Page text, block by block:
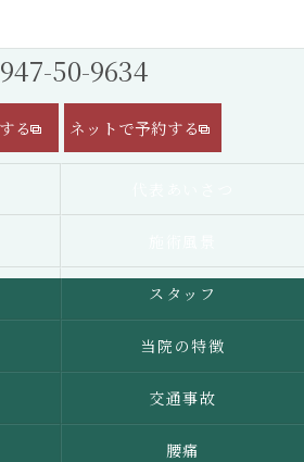
50-9634
る ネットで予約する
スタッフ
当院の特徴
交通事故
腰痛